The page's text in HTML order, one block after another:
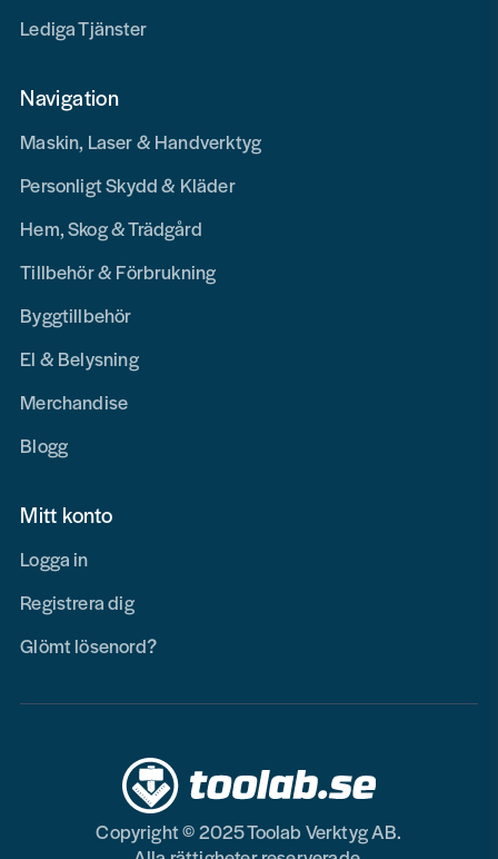
Lediga Tjänster
Navigation
Maskin, Laser & Handverktyg
Personligt Skydd & Kläder
Hem, Skog & Trädgård
Tillbehör & Förbrukning
Byggtillbehör
El & Belysning
Merchandise
Blogg
Mitt konto
Logga in
Registrera dig
Glömt lösenord?
Copyright © 2025 Toolab Verktyg AB.